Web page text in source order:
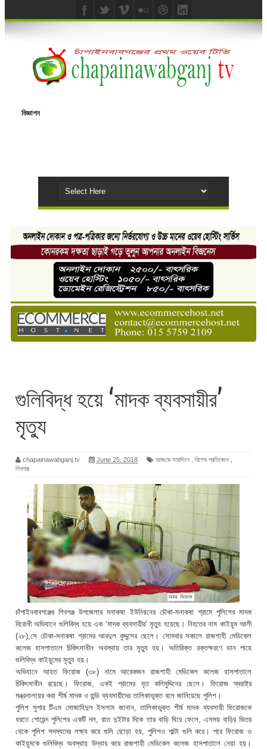
বিজ্ঞাপন
গুলিবিদ্ধ হয়ে ‘মাদক ব্যবসায়ীর’
মৃত্যু
chapainawabganj tv June 25, 2018 আজকে সারাদিনে বিশেষ প্রতিবেদন
শিবগঞ্জ
চাঁপাইনবাবগঞ্জের শিবগঞ্জ উপজেলার মনাকষা ইউনিয়নের চৌকা-মনাকষা গ্রামে পুলিশের মাদক
বিরোধী অভিযানে গুলিবিদ্ধ হয়ে এক ‘মাদক ব্যবসায়ীর’ মৃত্যু হয়েছে। নিহতের নাম কাইয়ুম আলী
(২৮),সে চৌকা-মনাকষা গ্রামের আবদুল কুদ্দুসের ছেলে। সোমবার সকালে রাজশাহী মেডিকেল
কলেজ হাসপাতালে চিকিৎসাধীন অবস্থায় তার মৃত্যু হয়। অতিরিক্ত রক্তক্ষরণে ডান পায়ে
গুলিবিদ্ধ কাইয়ুমের মৃত্যু হয়।
অভিযানে আহত ফিরোজ (৩৮) নামে আরেকজন রাজশাহী মেডিকেল কলেজ হাসপাতালে
চিকিৎসাধীন রয়েছে। ফিরোজ, একই গ্রামের মৃত কলিমুদ্দিনের ছেলে। ফিরোজ স্বরাষ্ট্র
মন্ত্রনালয়ের করা শীর্ষ মাদক ও হুন্ডি ব্যবসায়ীদের তালিকাভুক্ত বলে জানিয়েছে পুলিশ।
পুলিশ সুপার টিএম মোজাহিদুল ইসলাম জানান, তালিকাভুক্ত শীর্ষ মাদক ব্যবসায়ী ফিরোজকে
ধরতে গোয়েন্দ পুলিশের একটি দল, রাত দুইটার দিকে তার বাড়ি ঘিরে ফেলে, এসময় বাড়ির ভিতর
থেকে পুলিশ সদস্যদের লক্ষ্য করে গুলি ছোড়া হয়, পুলিশও পাল্টা গুলি করে। পরে ফিরোজ ও
কাইয়ুমকে গুলিবিদ্ধ অবস্থায় উদ্ধার করে রাজশাহী মেডিকেল কলেজ হাসপাতালে নেয়া হয়।